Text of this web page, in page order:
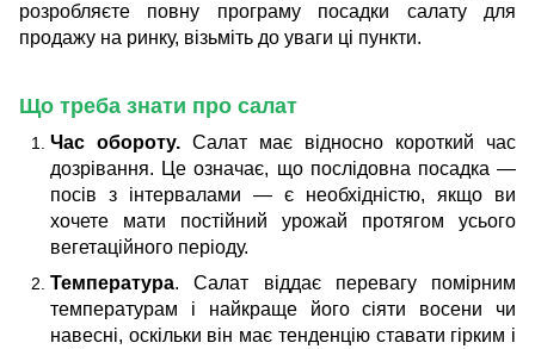
розробляєте повну програму посадки салату для
продажу на ринку, візьміть до уваги ці пункти.
Що треба знати про салат
Час обороту. Салат має відносно короткий час
дозрівання. Це означає, що послідовна посадка —
посів з інтервалами — є необхідністю, якщо ви
хочете мати постійний урожай протягом усього
вегетаційного періоду.
Температура. Салат віддає перевагу помірним
температурам і найкраще його сіяти восени чи
навесні, оскільки він має тенденцію ставати гірким і